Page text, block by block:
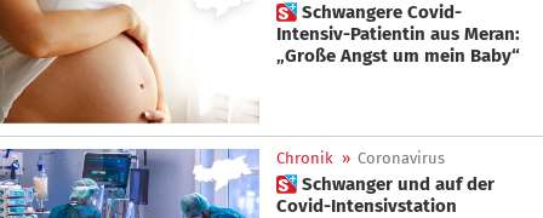
 Schwangere Covid-
Intensiv-Patientin aus Meran:
„Große Angst um mein Baby“
Chronik » Coronavirus
 Schwanger und auf der
Covid-Intensivstation